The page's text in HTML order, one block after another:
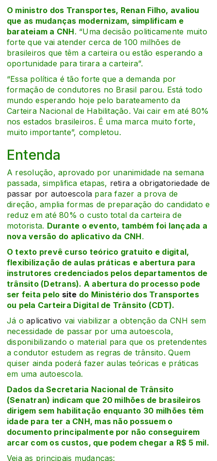
O ministro dos Transportes, Renan Filho, avaliou
que as mudanças modernizam, simplificam e
barateiam a CNH. “Uma decisão politicamente muito
forte que vai atender cerca de 100 milhões de
brasileiros que têm a carteira ou estão esperando a
oportunidade para tirara a carteira”.
“Essa política é tão forte que a demanda por
formação de condutores no Brasil parou. Está todo
mundo esperando hoje pelo barateamento da
Carteira Nacional de Habilitação. Vai cair em até 80%
nos estados brasileiros. É uma marca muito forte,
muito importante”, completou.
Entenda
A resolução, aprovado por unanimidade na semana
passada, simplifica etapas, retira a obrigatoriedade de
passar por autoescola para fazer a prova de
direção, amplia formas de preparação do candidato e
reduz em até 80% o custo total da carteira de
motorista. Durante o evento, também foi lançada a
nova versão do aplicativo da CNH.
O texto prevê curso teórico gratuito e digital,
flexibilização de aulas práticas e abertura para
instrutores credenciados pelos departamentos de
trânsito (Detrans). A abertura do processo pode
ser feita pelo site do Ministério dos Transportes
ou pela Carteira Digital de Trânsito (CDT).
Já oaplicativo vai viabilizar a obtenção da CNH sem
necessidade de passar por uma autoescola,
disponibilizando o material para que os pretendentes
a condutor estudem as regras de trânsito. Quem
quiser ainda poderá fazer aulas teóricas e práticas
em uma autoescola.
Dados da Secretaria Nacional de Trânsito
(Senatran) indicam que 20 milhões de brasileiros
dirigem sem habilitação enquanto 30 milhões têm
idade para ter a CNH, mas não possuem o
documento principalmente por não conseguirem
arcar com os custos, que podem chegar a R$ 5 mil.
Veja as principais mudanças: